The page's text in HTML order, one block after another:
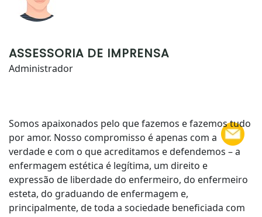
ASSESSORIA DE IMPRENSA
Administrador
Somos apaixonados pelo que fazemos e fazemos tudo
por amor. Nosso compromisso é apenas com a
verdade e com o que acreditamos e defendemos – a
enfermagem estética é legítima, um direito e
expressão de liberdade do enfermeiro, do enfermeiro
esteta, do graduando de enfermagem e,
principalmente, de toda a sociedade beneficiada com